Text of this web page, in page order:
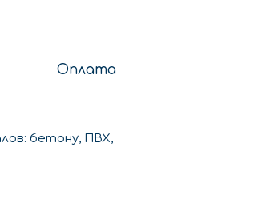
Оплата
бетону, ПВХ,